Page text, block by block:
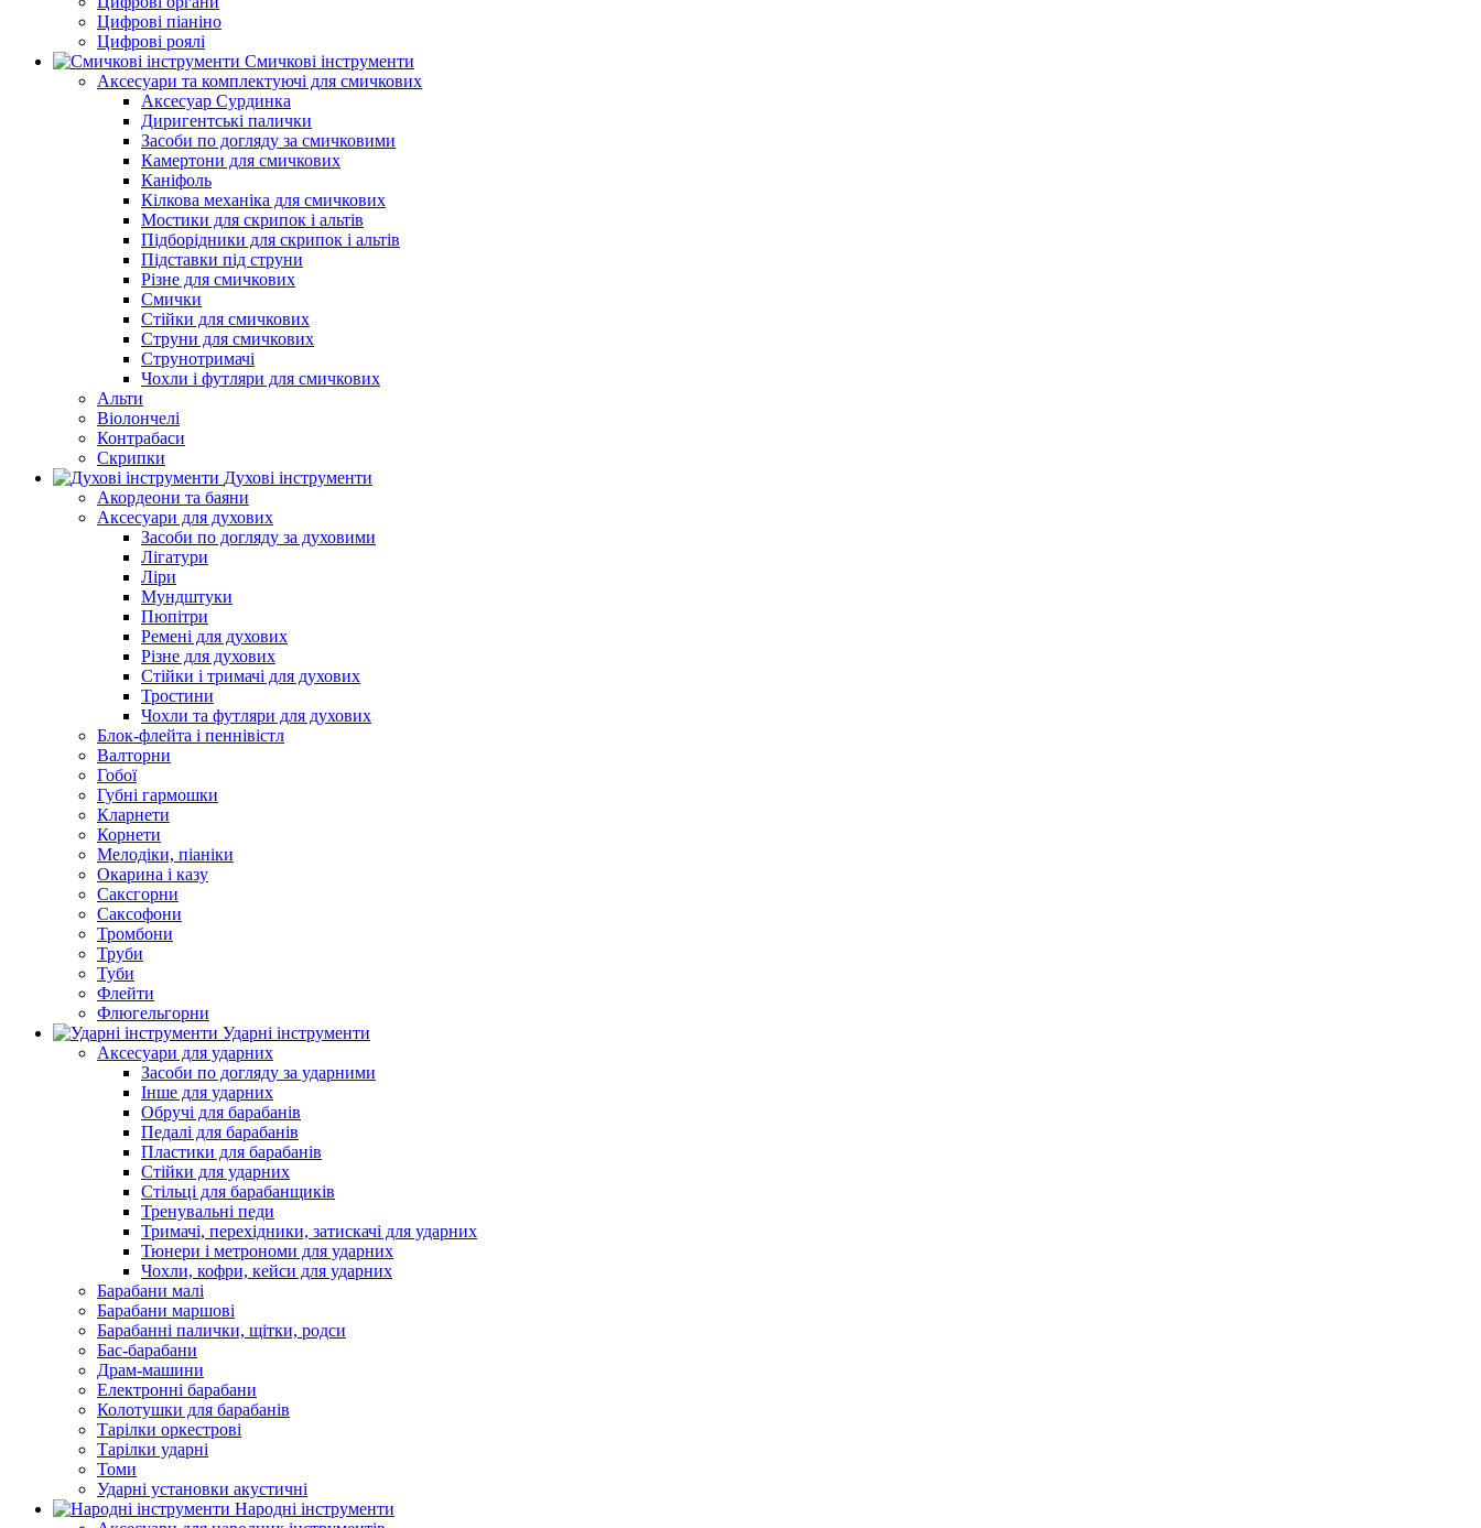
Цифрові піаніно
Цифрові роялі
Смичкові інструменти
Аксесуари та комплектуючі для смичкових
Аксесуар Сурдинка
Диригентські палички
Засоби по догляду за смичковими
Камертони для смичкових
Каніфоль
Кілкова механіка для смичкових
Мостики для скрипок і альтів
Підборiдники для скрипок і альтів
Підставки під струни
Різне для смичкових
Смички
Стійки для смичкових
Струни для смичкових
Струнотримачі
Чохли і футляри для смичкових
Альти
Віолончелі
Контрабаси
Скрипки
Духові інструменти
Акордеони та баяни
Аксесуари для духових
Засоби по догляду за духовими
Лігатури
Ліри
Мундштуки
Пюпітри
Ремені для духових
Різне для духових
Стійки і тримачі для духових
Тростини
Чохли та футляри для духових
Блок-флейта і пеннівістл
Валторни
Гобої
Губні гармошки
Кларнети
Корнети
Мелодіки, піаніки
Окарина і казу
Саксгорни
Саксофони
Тромбони
Труби
Туби
Флейти
Флюгельгорни
Ударні інструменти
Аксесуари для ударних
Засоби по догляду за ударними
Інше для ударних
Обручі для барабанів
Педалі для барабанів
Пластики для барабанів
Стійки для ударних
Стільці для барабанщиків
Тренувальні педи
Тримачі, перехідники, затискачі для ударних
Тюнери і метрономи для ударних
Чохли, кофри, кейси для ударних
Барабани малі
Барабани маршові
Барабанні палички, щітки, родси
Бас-барабани
Драм-машини
Електронні барабани
Колотушки для барабанів
Тарілки оркестрові
Тарілки ударні
Томи
Ударні установки акустичні
Народні інструменти